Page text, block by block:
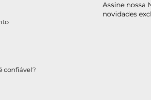
confiável?
Assine nossa
novidades